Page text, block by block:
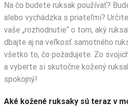
Na čo budete ruksak používať?
alebo vychádzka s priateľmi?
vaše „rozhodnutie“ o tom, aký
dbajte aj na veľkosť samotného
všetko to, čo požadujete. Zo
a vyberte si skutočne kožený
spokojný!
Aké kožené ruksaky sú teraz v